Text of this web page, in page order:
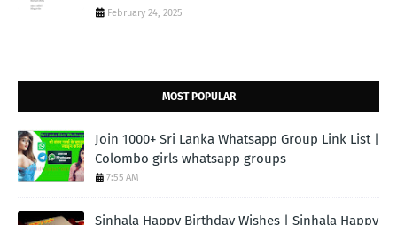
February 24, 2025
MOST POPULAR
Join 1000+ Sri Lanka Whatsapp Group Link List |
Colombo girls whatsapp groups
7:55 AM
Sinhala Happy Birthday Wishes | Sinhala Happy